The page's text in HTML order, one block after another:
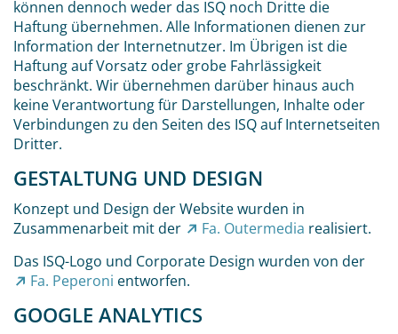
können dennoch weder das ISQ noch Dritte die
Haftung übernehmen. Alle Informationen dienen zur
Information der Internetnutzer. Im Übrigen ist die
Haftung auf Vorsatz oder grobe Fahrlässigkeit
beschränkt. Wir übernehmen darüber hinaus auch
keine Verantwortung für Darstellungen, Inhalte oder
Verbindungen zu den Seiten des ISQ auf Internetseiten
Dritter.
GESTALTUNG UND DESIGN
Konzept und Design der Website wurden in
Zusammenarbeit mit der
Fa. Outermedia realisiert.
Das ISQ-Logo und Corporate Design wurden von der
Fa. Peperoni entworfen.
GOOGLE ANALYTICS